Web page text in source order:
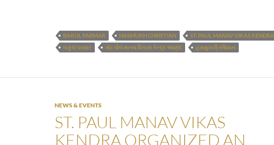
BAKUL PARMAR HASMUKH CHRISTIAN
ST. PAUL MANAV VIKAS KENDRA
બકુલ પરમાર
સેંટ પોલ માનવ વિકાસ કેન્દ્ર આણંદ હસમુખ ક્રિશ્ચિયન
NEWS & EVENTS
ST. PAUL MANAV VIKAS
KENDRA ORGANIZED AN